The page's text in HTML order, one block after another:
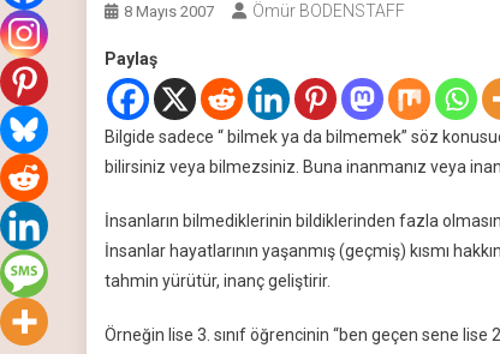
8 Mayıs 2007 Ömür BODENSTAFF
Paylaş
Bilgide sadece “ bilmek ya da bilmemek” söz
bilirsiniz veya bilmezsiniz. Buna inanmanız veya
İnsanların bilmediklerinin bildiklerinden fazla
İnsanlar hayatlarının yaşanmış (geçmiş) kısmı
tahmin yürütür, inanç geliştirir.
Örneğin lise 3. sınıf öğrencinin “ben geçen sene